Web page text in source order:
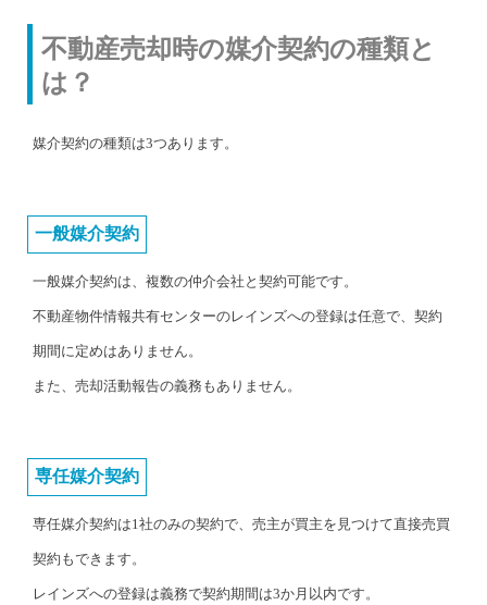
不動産売却時の媒介契約の種類と
は？
媒介契約の種類は3つあります。
一般媒介契約
一般媒介契約は、複数の仲介会社と契約可能です。
不動産物件情報共有センターのレインズへの登録は任意で、契約
期間に定めはありません。
また、売却活動報告の義務もありません。
専任媒介契約
専任媒介契約は1社のみの契約で、売主が買主を見つけて直接売買
契約もできます。
レインズへの登録は義務で契約期間は3か月以内です。